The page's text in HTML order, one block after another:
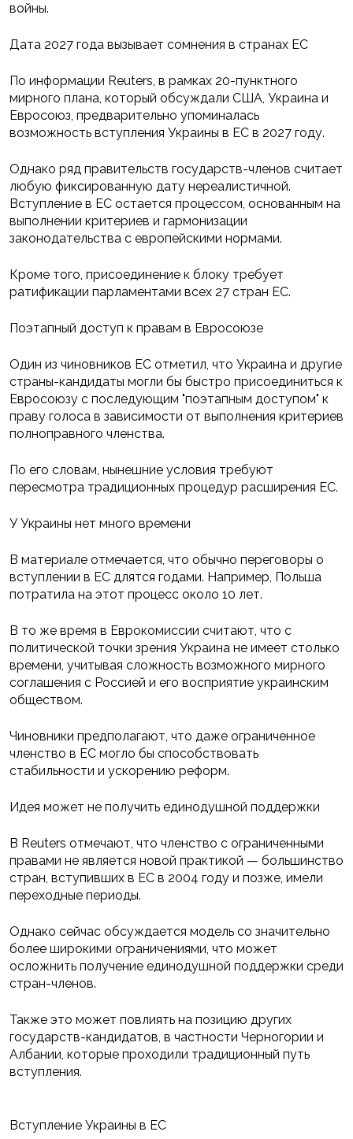
войны.
Дата 2027 года вызывает сомнения в странах ЕС
По информации Reuters, в рамках 20-пунктного
мирного плана, который обсуждали США, Украина и
Евросоюз, предварительно упоминалась
возможность вступления Украины в ЕС в 2027 году.
Однако ряд правительств государств-членов считает
любую фиксированную дату нереалистичной.
Вступление в ЕС остается процессом, основанным на
выполнении критериев и гармонизации
законодательства с европейскими нормами.
Кроме того, присоединение к блоку требует
ратификации парламентами всех 27 стран ЕС.
Поэтапный доступ к правам в Евросоюзе
Один из чиновников ЕС отметил, что Украина и другие
страны-кандидаты могли бы быстро присоединиться к
Евросоюзу с последующим "поэтапным доступом" к
праву голоса в зависимости от выполнения критериев
полноправного членства.
По его словам, нынешние условия требуют
пересмотра традиционных процедур расширения ЕС.
У Украины нет много времени
В материале отмечается, что обычно переговоры о
вступлении в ЕС длятся годами. Например, Польша
потратила на этот процесс около 10 лет.
В то же время в Еврокомиссии считают, что с
политической точки зрения Украина не имеет столько
времени, учитывая сложность возможного мирного
соглашения с Россией и его восприятие украинским
обществом.
Чиновники предполагают, что даже ограниченное
членство в ЕС могло бы способствовать
стабильности и ускорению реформ.
Идея может не получить единодушной поддержки
В Reuters отмечают, что членство с ограниченными
правами не является новой практикой — большинство
стран, вступивших в ЕС в 2004 году и позже, имели
переходные периоды.
Однако сейчас обсуждается модель со значительно
более широкими ограничениями, что может
осложнить получение единодушной поддержки среди
стран-членов.
Также это может повлиять на позицию других
государств-кандидатов, в частности Черногории и
Албании, которые проходили традиционный путь
вступления.
Вступление Украины в ЕС